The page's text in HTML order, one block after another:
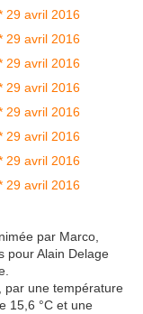
par Marco,
pour Alain Delage
par une température
15,6 °C et une